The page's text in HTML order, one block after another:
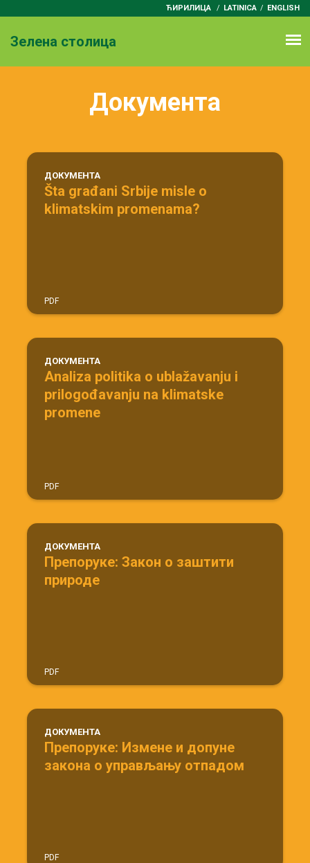
ЋИРИЛИЦА / LATINICA ENGLISH
Зелена столица
Документа
ДОКУМЕНТА
Šta građani Srbije misle o
klimatskim promenama?
PDF
ДОКУМЕНТА
Analiza politika o ublažavanju i
prilogođavanju na klimatske
promene
PDF
ДОКУМЕНТА
Препоруке: Закон о заштити
природе
PDF
ДОКУМЕНТА
Препоруке: Измене и допуне
закона о управљању отпадом
PDF